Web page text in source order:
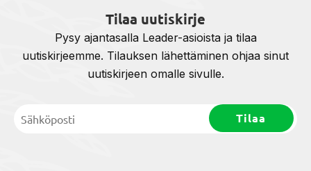
Tilaa uutiskirje
Pysy ajantasalla Leader-asioista ja tilaa
uutiskirjeemme. Tilauksen lähettäminen ohjaa sinut
uutiskirjeen omalle sivulle.